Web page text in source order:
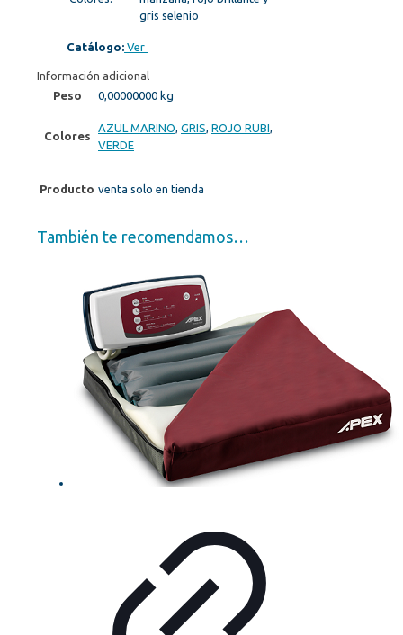
gris selenio
Catálogo: Ver
Información adicional
Peso
0,00000000 kg
Colores
AZUL MARINO, GRIS, ROJO RUBI,
VERDE
Producto venta solo en tienda
También te recomendamos…